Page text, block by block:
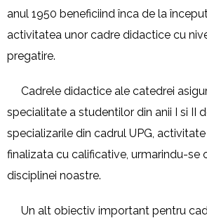
anul 1950 beneficiind înca de la
activitatea unor cadre didactice cu
pregatire.
Cadrele didactice ale catedrei
specialitate a studentilor din anii I si II
specializarile din cadrul UPG,
finalizata cu calificative, urmarindu-se
disciplinei noastre.
Un alt obiectiv important pentru